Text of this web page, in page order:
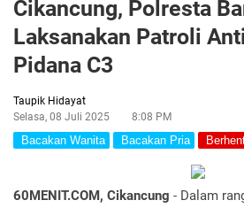
Cikancung, Polresta
Laksanakan Patroli
Pidana C3
Taupik Hidayat
Selasa, 08 Juli 2025
8:08 PM
Bacakan Wanita Bacakan Pria
60MENIT.COM, Cikancung - Dalam